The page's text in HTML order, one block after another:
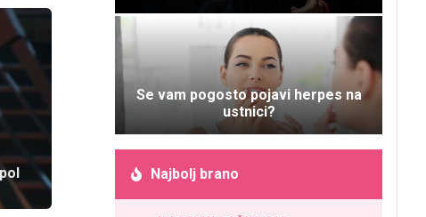
Se vam pogosto pojavi herpes na
ustnici?
Najbolj brano